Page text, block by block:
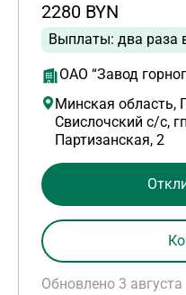
2280 BYN
Выплаты: два раза
ОАО “Завод
Минская область,
Свислочский с/с,
Партизанская, 2
Обновлено 3 августа